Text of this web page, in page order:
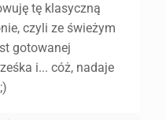
tę klasyczną
czyli ze świeżym
gotowanej
i... cóż, nadaje